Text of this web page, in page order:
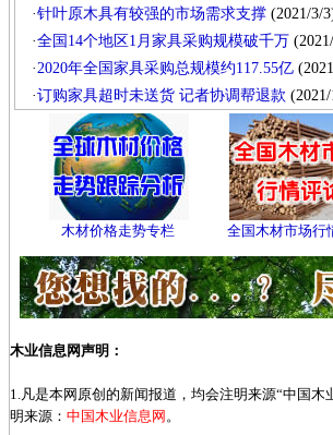
·针叶原木具有较强的市场需求支撑 (2021/3/
·全国14个地区1月家具采购规模破千万
·2020年全国家具采购总规模约117.55亿
·订购家具超时未送货 记者协调帮退款
木材价格走势专栏 全国木材市场行
木业信息网声明：
1.凡是本网原创的新闻报道，均会注明来源“中国
明来源： 中国木业信息网 。